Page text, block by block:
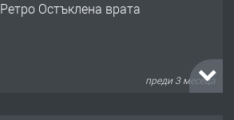
🌟HYUNDAI i10 - 2024 | Само 55 лв./
преди 10 месеца